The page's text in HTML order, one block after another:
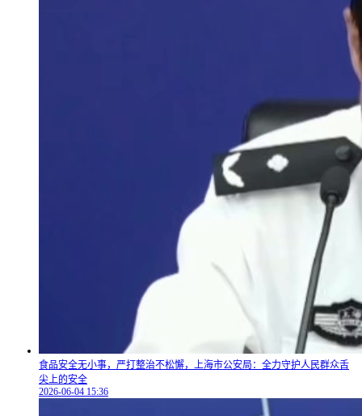
食品安全无小事，严打整治不松懈，上海市公安局：全力守护人民群众舌
尖上的安全
2026-06-04 15:36